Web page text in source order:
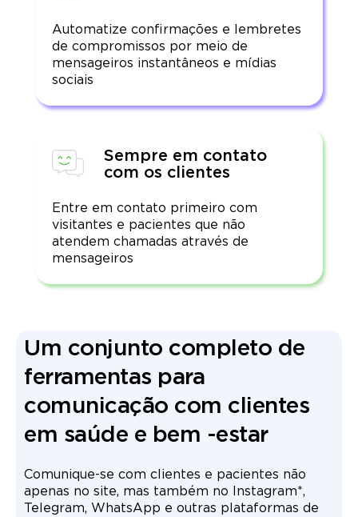
Automatize confirmações e lembretes
de compromissos por meio de
mensageiros instantâneos e mídias
sociais
Sempre em contato
com os clientes
Entre em contato primeiro com
visitantes e pacientes que não
atendem chamadas através de
mensageiros
Um conjunto completo de
ferramentas para
comunicação com clientes
em saúde e bem -estar
Comunique-se com clientes e pacientes não
apenas no site, mas também no Instagram*,
Telegram, WhatsApp e outras plataformas de